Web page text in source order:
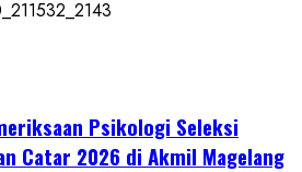
Psikologi Seleksi
Catar 2026 di Akmil Magelang